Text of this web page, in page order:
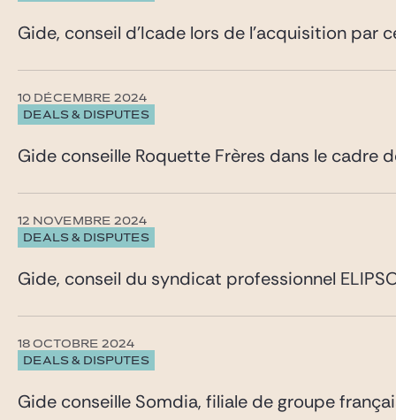
Gide, conseil d’Icade lors de l’acquisition
DEALS & DISPUTES
10 DÉCEMBRE 2024
Gide conseille Roquette Frères dans le cadre
DEALS & DISPUTES
12 NOVEMBRE 2024
Gide, conseil du syndicat professionnel
DEALS & DISPUTES
18 OCTOBRE 2024
Gide conseille Somdia, filiale de groupe